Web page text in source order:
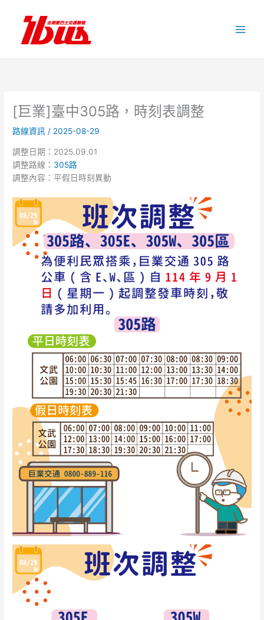
內
[巨業]臺中305路，時刻表調整
路線資訊 / 2025-08-29
調整日期：2025.09.01
調整路線： 305路
調整內容：平假日時刻異動